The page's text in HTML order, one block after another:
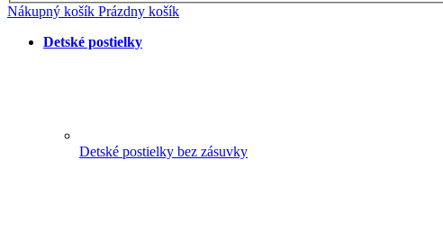
Nákupný košík Prázdny košík
Detské postielky
Detské postielky bez zásuvky